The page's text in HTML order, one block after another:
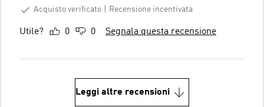
Acquisto verificato
Recensione incentivata
Utile? 0 0 Segnala questa recensione
Leggi altre recensioni